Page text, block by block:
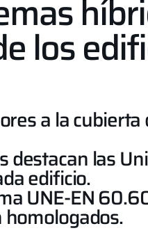
los
a la cubierta
destacan las
edificio.
UNE-EN